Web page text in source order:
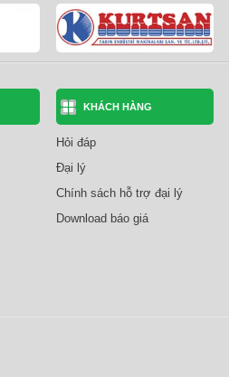
KHÁCH HÀNG
Hỏi đáp
Đại lý
Chính sách hỗ trợ đại lý
Download báo giá